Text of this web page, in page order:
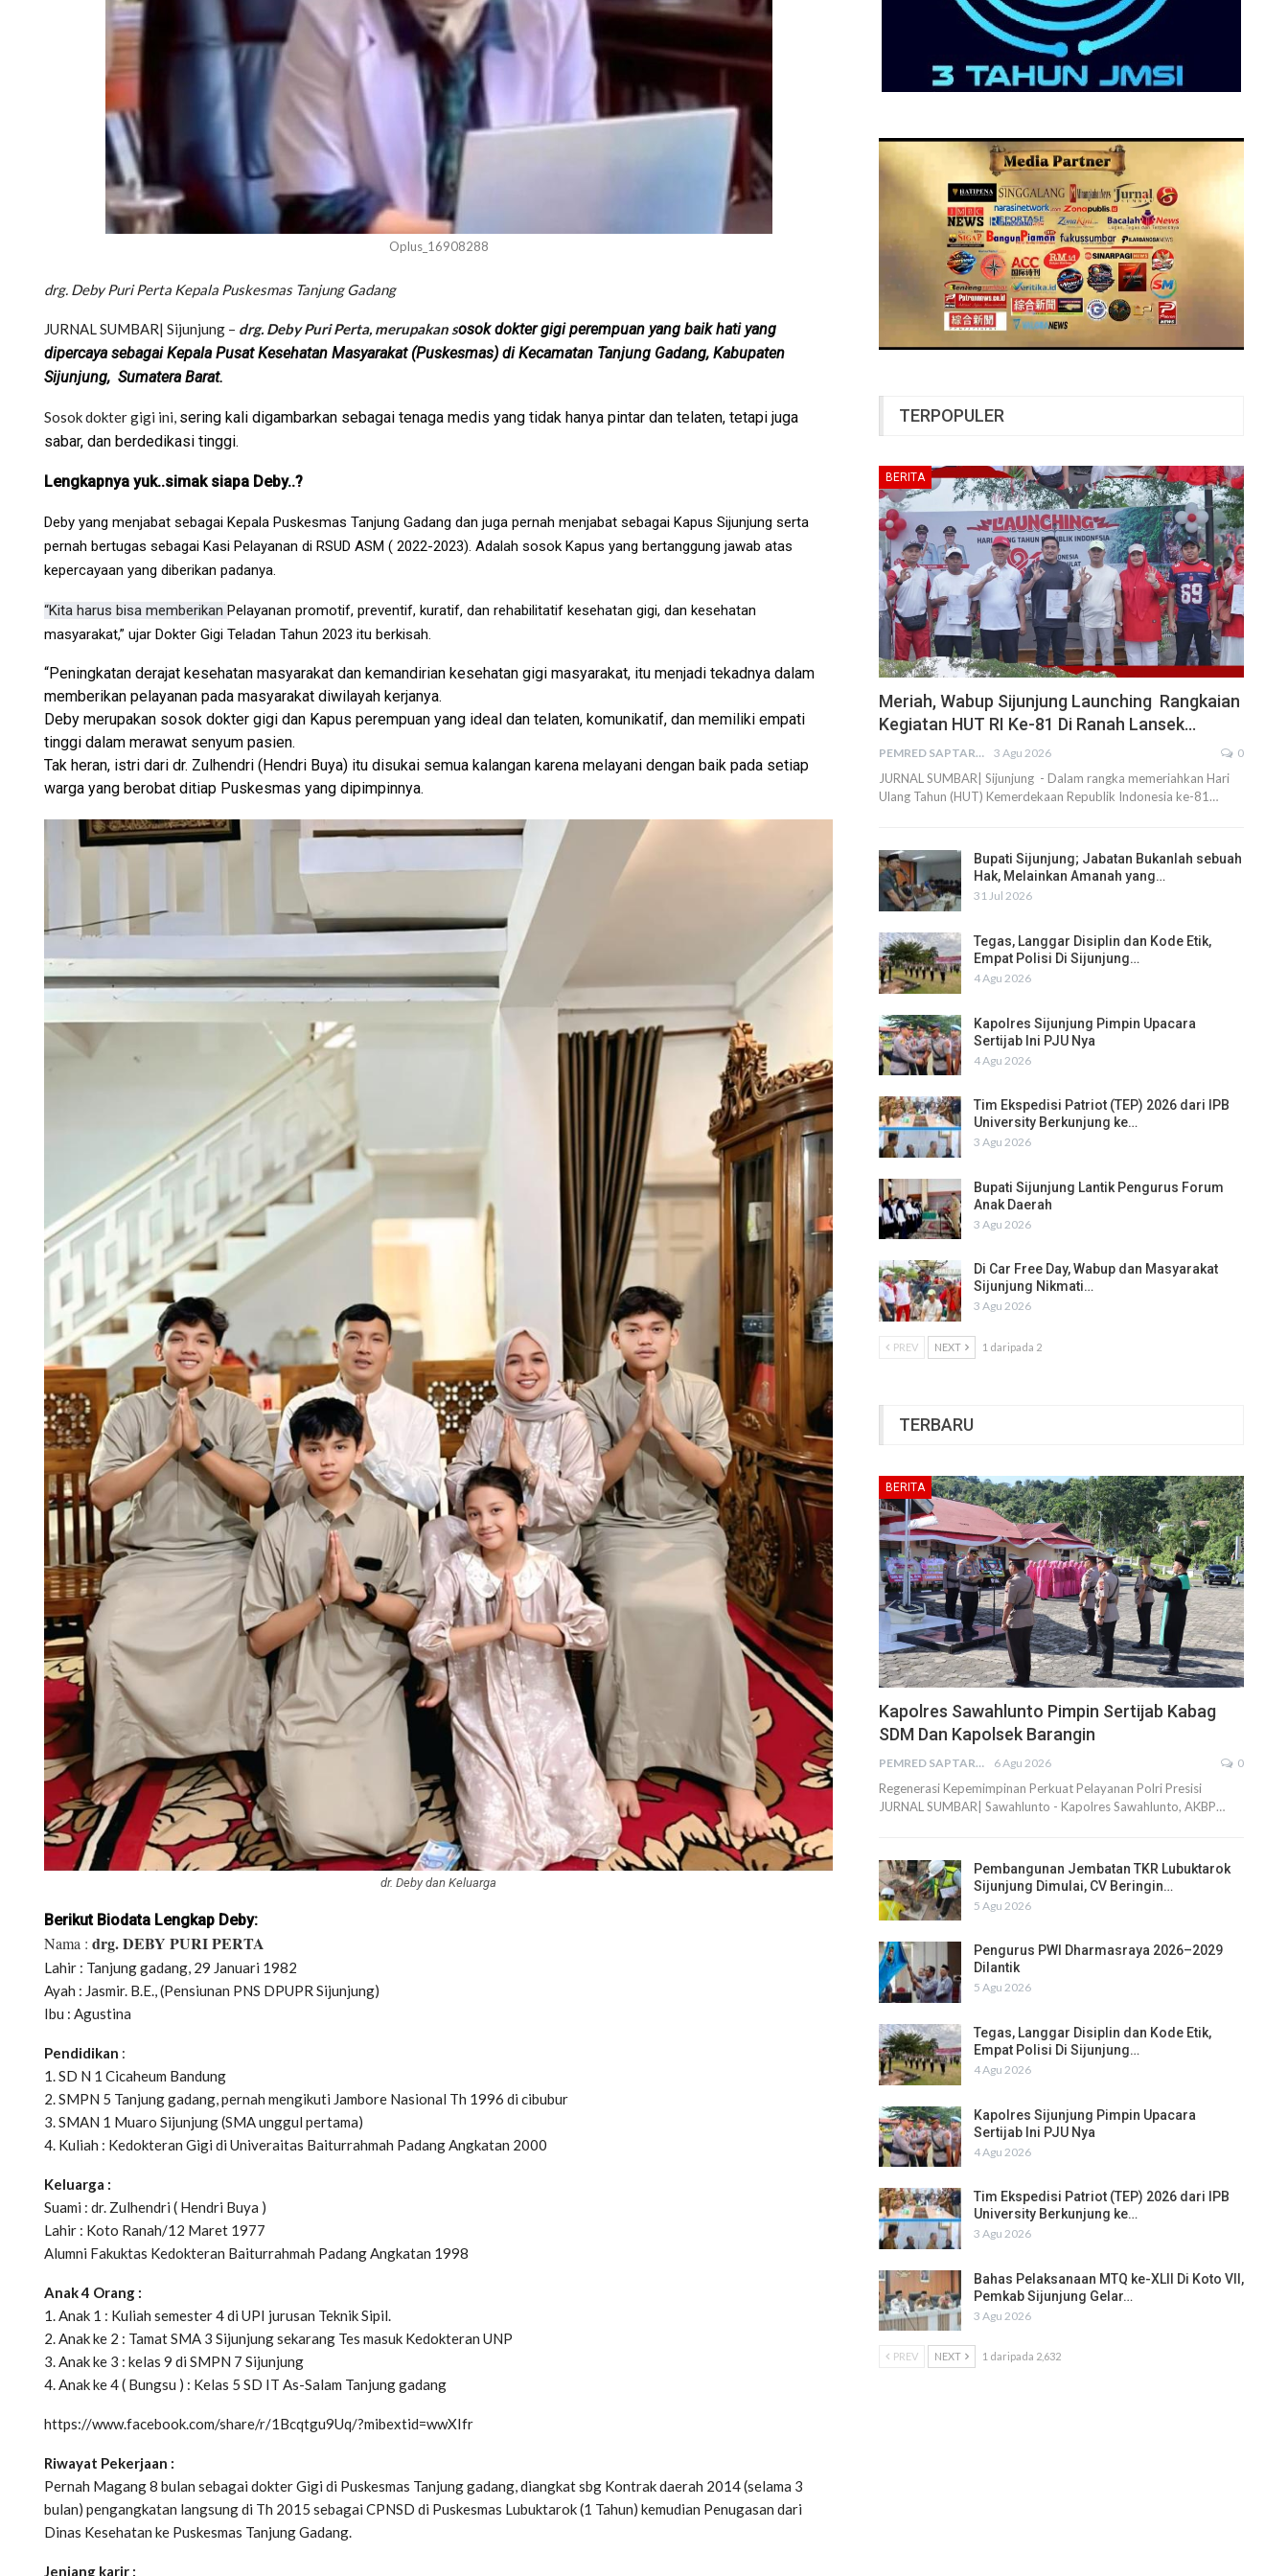
Oplus_16908288
drg. Deby Puri Perta Kepala Puskesmas Tanjung Gadang
JURNAL SUMBAR| Sijunjung – drg. Deby Puri Perta, merupakan sosok dokter gigi perempuan yang baik hati yang
dipercaya sebagai Kepala Pusat Kesehatan Masyarakat (Puskesmas) di Kecamatan Tanjung Gadang, Kabupaten
Sijunjung, Sumatera Barat.
Sosok dokter gigi ini, sering kali digambarkan sebagai tenaga medis yang tidak hanya pintar dan telaten, tetapi juga
sabar, dan berdedikasi tinggi.
Lengkapnya yuk..simak siapa Deby..?
Deby yang menjabat sebagai Kepala Puskesmas Tanjung Gadang dan juga pernah menjabat sebagai Kapus Sijunjung serta
pernah bertugas sebagai Kasi Pelayanan di RSUD ASM ( 2022-2023). Adalah sosok Kapus yang bertanggung jawab atas
kepercayaan yang diberikan padanya.
“Kita harus bisa memberikan Pelayanan promotif, preventif, kuratif, dan rehabilitatif kesehatan gigi, dan kesehatan
masyarakat,” ujar Dokter Gigi Teladan Tahun 2023 itu berkisah.
“Peningkatan derajat kesehatan masyarakat dan kemandirian kesehatan gigi masyarakat, itu menjadi tekadnya dalam
memberikan pelayanan pada masyarakat diwilayah kerjanya.
Deby merupakan sosok dokter gigi dan Kapus perempuan yang ideal dan telaten, komunikatif, dan memiliki empati
tinggi dalam merawat senyum pasien.
Tak heran, istri dari dr. Zulhendri (Hendri Buya) itu disukai semua kalangan karena melayani dengan baik pada setiap
warga yang berobat ditiap Puskesmas yang dipimpinnya.
dr. Deby dan Keluarga
Berikut Biodata Lengkap Deby:
Nama : drg. DEBY PURI PERTA
Lahir : Tanjung gadang, 29 Januari 1982
Ayah : Jasmir. B.E., (Pensiunan PNS DPUPR Sijunjung)
Ibu : Agustina
Pendidikan :
1. SD N 1 Cicaheum Bandung
2. SMPN 5 Tanjung gadang, pernah mengikuti Jambore Nasional Th 1996 di cibubur
3. SMAN 1 Muaro Sijunjung (SMA unggul pertama)
4. Kuliah : Kedokteran Gigi di Univeraitas Baiturrahmah Padang Angkatan 2000
Keluarga :
Suami : dr. Zulhendri ( Hendri Buya )
Lahir : Koto Ranah/12 Maret 1977
Alumni Fakuktas Kedokteran Baiturrahmah Padang Angkatan 1998
Anak 4 Orang :
1. Anak 1 : Kuliah semester 4 di UPI jurusan Teknik Sipil.
2. Anak ke 2 : Tamat SMA 3 Sijunjung sekarang Tes masuk Kedokteran UNP
3. Anak ke 3 : kelas 9 di SMPN 7 Sijunjung
4. Anak ke 4 ( Bungsu ) : Kelas 5 SD IT As-Salam Tanjung gadang
https://www.facebook.com/share/r/1Bcqtgu9Uq/?mibextid=wwXIfr
Riwayat Pekerjaan :
Pernah Magang 8 bulan sebagai dokter Gigi di Puskesmas Tanjung gadang, diangkat sbg Kontrak daerah 2014 (selama 3
bulan) pengangkatan langsung di Th 2015 sebagai CPNSD di Puskesmas Lubuktarok (1 Tahun) kemudian Penugasan dari
Dinas Kesehatan ke Puskesmas Tanjung Gadang.
Jenjang karir :
TERPOPULER
BERITA
Meriah, Wabup Sijunjung Launching Rangkaian
Kegiatan HUT RI Ke-81 Di Ranah Lansek…
PEMRED SAPTARIUS 3 Agu 2026 0
JURNAL SUMBAR| Sijunjung - Dalam rangka memeriahkan Hari
Ulang Tahun (HUT) Kemerdekaan Republik Indonesia ke-81…
Bupati Sijunjung; Jabatan Bukanlah sebuah
Hak, Melainkan Amanah yang…
31 Jul 2026
Tegas, Langgar Disiplin dan Kode Etik,
Empat Polisi Di Sijunjung…
4 Agu 2026
Kapolres Sijunjung Pimpin Upacara
Sertijab Ini PJU Nya
4 Agu 2026
Tim Ekspedisi Patriot (TEP) 2026 dari IPB
University Berkunjung ke…
3 Agu 2026
Bupati Sijunjung Lantik Pengurus Forum
Anak Daerah
3 Agu 2026
Di Car Free Day, Wabup dan Masyarakat
Sijunjung Nikmati…
3 Agu 2026
PREV NEXT 1 daripada 2
TERBARU
BERITA
Kapolres Sawahlunto Pimpin Sertijab Kabag
SDM Dan Kapolsek Barangin
PEMRED SAPTARIUS 6 Agu 2026 0
Regenerasi Kepemimpinan Perkuat Pelayanan Polri Presisi
JURNAL SUMBAR| Sawahlunto - Kapolres Sawahlunto, AKBP…
Pembangunan Jembatan TKR Lubuktarok
Sijunjung Dimulai, CV Beringin…
5 Agu 2026
Pengurus PWI Dharmasraya 2026–2029
Dilantik
5 Agu 2026
Tegas, Langgar Disiplin dan Kode Etik,
Empat Polisi Di Sijunjung…
4 Agu 2026
Kapolres Sijunjung Pimpin Upacara
Sertijab Ini PJU Nya
4 Agu 2026
Tim Ekspedisi Patriot (TEP) 2026 dari IPB
University Berkunjung ke…
3 Agu 2026
Bahas Pelaksanaan MTQ ke-XLII Di Koto VII,
Pemkab Sijunjung Gelar…
3 Agu 2026
PREV NEXT 1 daripada 2,632